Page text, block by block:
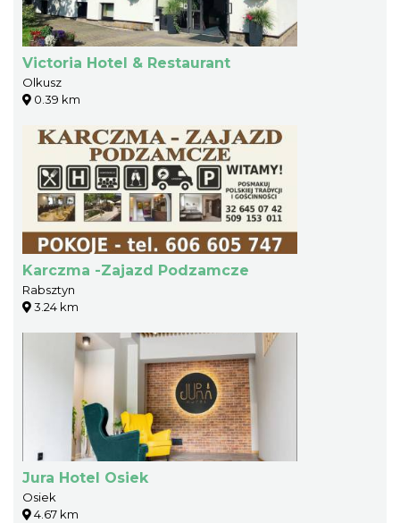
Victoria Hotel & Restaurant
Olkusz
0.39 km
Karczma -Zajazd Podzamcze
Rabsztyn
3.24 km
Jura Hotel Osiek
Osiek
4.67 km